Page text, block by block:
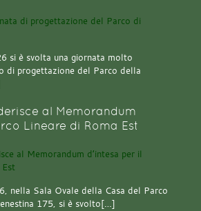
si è svolta una giornata molto
di progettazione del Parco della
al Memorandum
Lineare di Roma Est
nella Sala Ovale della Casa del Parco
175, si è svolto[…]